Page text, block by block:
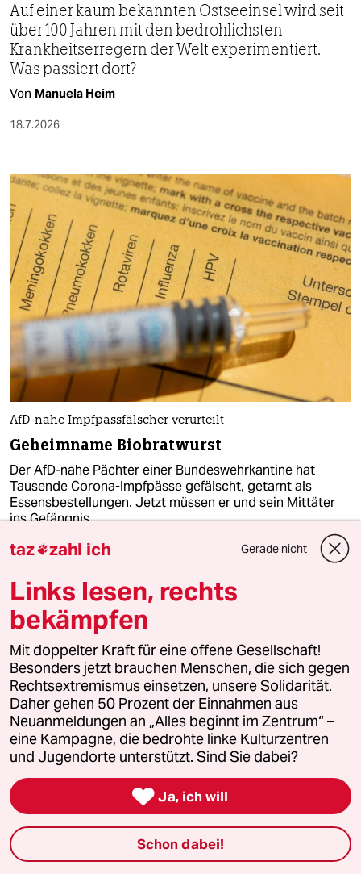
Auf einer kaum bekannten Ostseeinsel wird seit
über 100 Jahren mit den bedrohlichsten
Krankheitserregern der Welt experimentiert.
Was passiert dort?
Von Manuela Heim
18.7.2026
AfD-nahe Impfpassfälscher verurteilt
Geheimname Biobratwurst
Der AfD-nahe Pächter einer Bundeswehrkantine hat
Tausende Corona-Impfpässe gefälscht, getarnt als
Essensbestellungen. Jetzt müssen er und sein Mittäter
ins Gefängnis.
Von Joachim F. Tornau
taz zahl ich Gerade nicht
Links lesen, rechts
bekämpfen
Mit doppelter Kraft für eine offene Gesellschaft!
Besonders jetzt brauchen Menschen, die sich gegen
Rechtsextremismus einsetzen, unsere Solidarität.
Daher gehen 50 Prozent der Einnahmen aus
Neuanmeldungen an „Alles beginnt im Zentrum“ –
eine Kampagne, die bedrohte linke Kulturzentren
und Jugendorte unterstützt. Sind Sie dabei?
 Ja, ich will
Schon dabei!